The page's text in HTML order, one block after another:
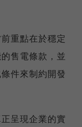
重點在於穩定
售電條款，並
件來制約開發
呈現企業的實